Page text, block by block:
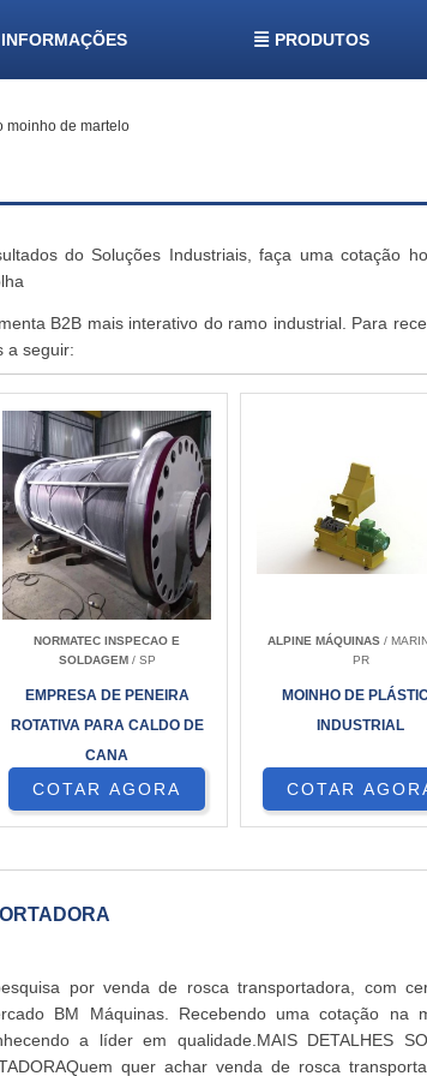
INFORMAÇÕES PRODUTOS
moinho de martelo
do Soluções Industriais, faça uma cotação
B2B mais interativo do ramo industrial. Para
a seguir:
NORMATEC INSPECAO E
SOLDAGEM / SP
EMPRESA DE PENEIRA
ROTATIVA PARA CALDO DE
CANA
COTAR AGORA
ALPINE MÁQUINAS/
PR
MOINHO DE
INDUSTRIAL
COTAR
por venda de rosca transportadora, com
BM Máquinas. Recebendo uma cotação na
a líder em qualidade.MAIS DETALHES
quer achar venda de rosca